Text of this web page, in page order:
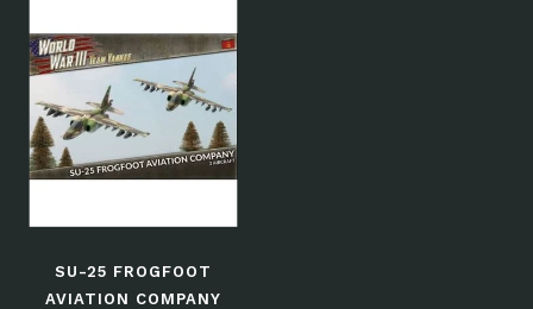
SU-25 FROGFOOT
AVIATION COMPANY